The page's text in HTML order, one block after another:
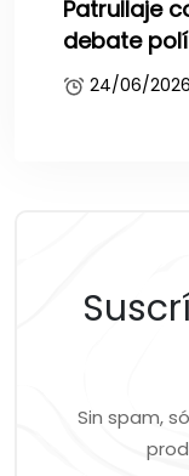
Patrullaje
debate
24/06/2026
Sin spam,